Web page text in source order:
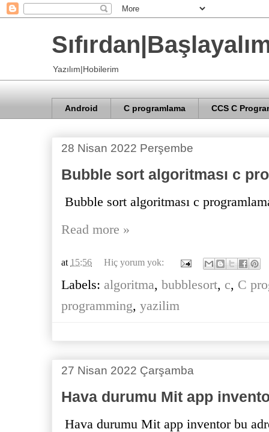
Yazılım|Hobilerim
Android C programlama CCS C
28 Nisan 2022 Perşembe
Bubble sort algoritması c
Bubble sort algoritması c
Read more »
at 15:56 Hiç yorum yok:
Labels: algoritma, bubblesort, c, C
programming, yazilim
27 Nisan 2022 Çarşamba
Hava durumu Mit app
Hava durumu Mit app inventor bu